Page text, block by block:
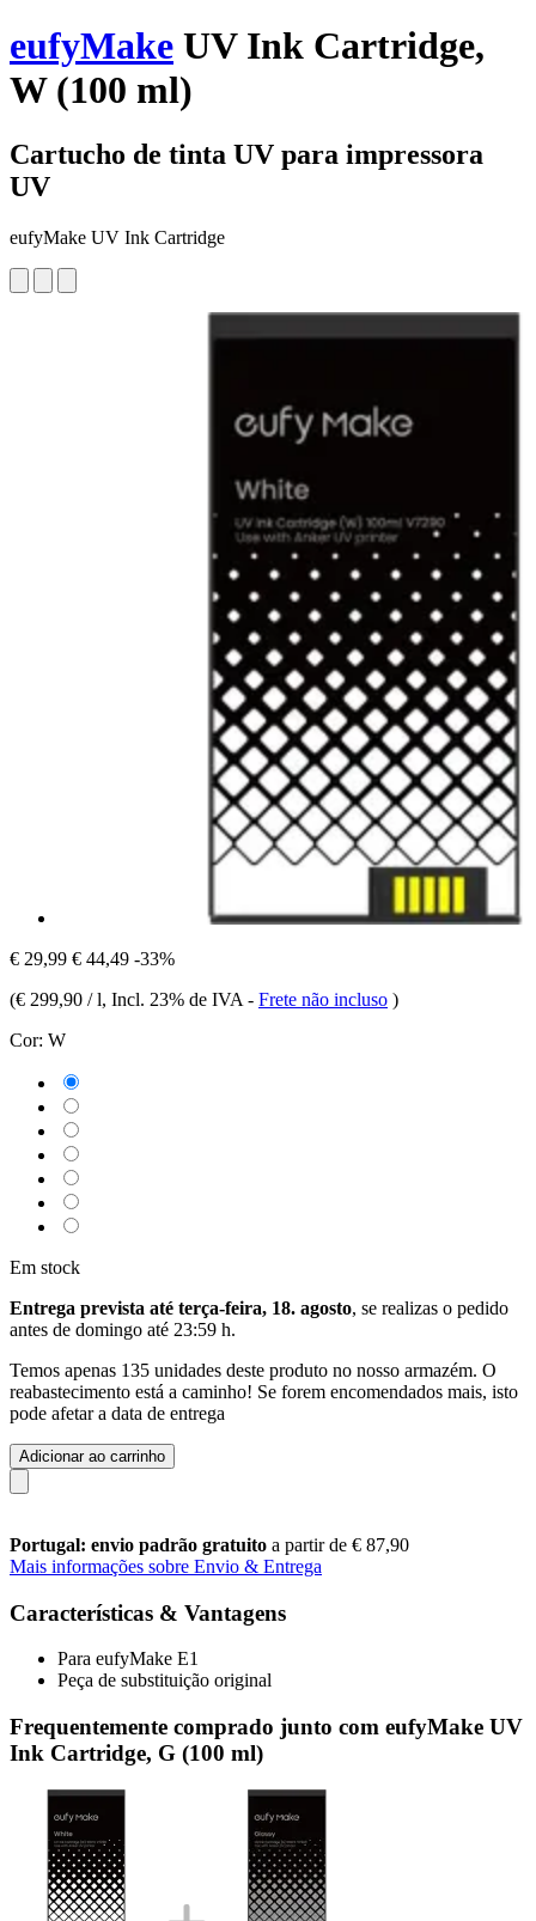
eufyMake UV Ink Cartridge,
W (100 ml)
Cartucho de tinta UV para impressora
UV
eufyMake UV Ink Cartridge
€ 29,99 € 44,49 -33%
(€ 299,90 / l, Incl. 23% de IVA - Frete não incluso )
Cor: W
Em stock
Entrega prevista até terça-feira, 18. agosto, se realizas o pedido
antes de domingo até 23:59 h.
Temos apenas 135 unidades deste produto no nosso armazém. O
reabastecimento está a caminho! Se forem encomendados mais, isto
pode afetar a data de entrega
Adicionar ao carrinho
Portugal: envio padrão gratuito a partir de € 87,90
Mais informações sobre Envio & Entrega
Características & Vantagens
Para eufyMake E1
Peça de substituição original
Frequentemente comprado junto com eufyMake UV
Ink Cartridge, G (100 ml)